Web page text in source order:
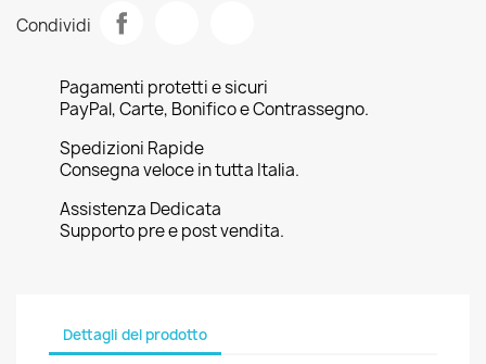
Condividi
Pagamenti protetti e sicuri
PayPal, Carte, Bonifico e Contrassegno.
Spedizioni Rapide
Consegna veloce in tutta Italia.
Assistenza Dedicata
Supporto pre e post vendita.
Dettagli del prodotto